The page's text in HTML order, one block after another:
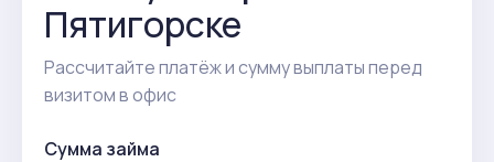
Пятигорске
Рассчитайте платёж и сумму выплаты перед
визитом в офис
Сумма займа